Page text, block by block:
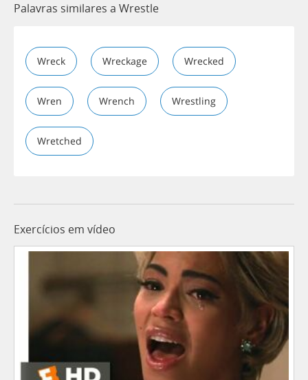
Palavras similares a Wrestle
Wreck Wreckage Wrecked
Wren Wrench Wrestling
Wretched
Exercícios em vídeo